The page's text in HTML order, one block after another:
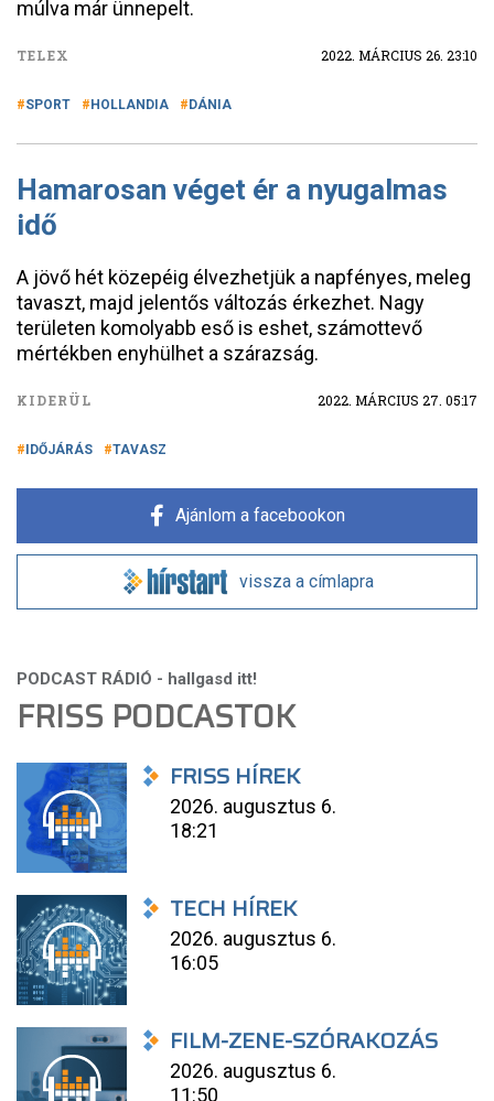
múlva már ünnepelt.
TELEX 2022. MÁRCIUS 26. 23:10
SPORT HOLLANDIA DÁNIA
Hamarosan véget ér a nyugalmas
idő
A jövő hét közepéig élvezhetjük a napfényes, meleg
tavaszt, majd jelentős változás érkezhet. Nagy
területen komolyabb eső is eshet, számottevő
mértékben enyhülhet a szárazság.
KIDERÜL 2022. MÁRCIUS 27. 05:17
IDŐJÁRÁS TAVASZ
Ajánlom a facebookon
vissza a címlapra
FRISS PODCASTOK
FRISS HÍREK
2026. augusztus 6.
18:21
TECH HÍREK
2026. augusztus 6.
16:05
FILM-ZENE-SZÓRAKOZÁS
2026. augusztus 6.
11:50